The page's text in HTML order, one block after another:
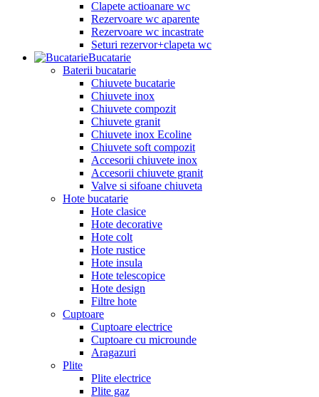
Clapete actioanare wc
Rezervoare wc aparente
Rezervoare wc incastrate
Seturi rezervor+clapeta wc
Bucatarie
Baterii bucatarie
Chiuvete bucatarie
Chiuvete inox
Chiuvete compozit
Chiuvete granit
Chiuvete inox Ecoline
Chiuvete soft compozit
Accesorii chiuvete inox
Accesorii chiuvete granit
Valve si sifoane chiuveta
Hote bucatarie
Hote clasice
Hote decorative
Hote colt
Hote rustice
Hote insula
Hote telescopice
Hote design
Filtre hote
Cuptoare
Cuptoare electrice
Cuptoare cu microunde
Aragazuri
Plite
Plite electrice
Plite gaz